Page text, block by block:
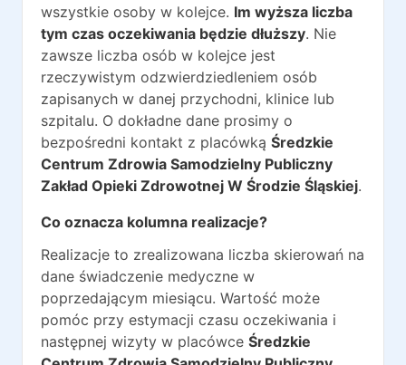
wszystkie osoby w kolejce. Im wyższa liczba
tym czas oczekiwania będzie dłuższy. Nie
zawsze liczba osób w kolejce jest
rzeczywistym odzwierdziedleniem osób
zapisanych w danej przychodni, klinice lub
szpitalu. O dokładne dane prosimy o
bezpośredni kontakt z placówką Średzkie
Centrum Zdrowia Samodzielny Publiczny
Zakład Opieki Zdrowotnej W Środzie Śląskiej.
Co oznacza kolumna realizacje?
Realizacje to zrealizowana liczba skierowań na
dane świadczenie medyczne w
poprzedającym miesiącu. Wartość może
pomóc przy estymacji czasu oczekiwania i
następnej wizyty w placówce Średzkie